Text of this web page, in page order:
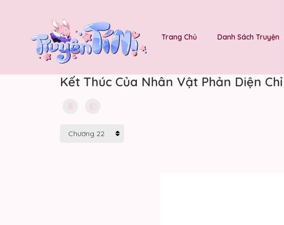
Trang Chủ Danh Sách Truyện
Kết Thúc Của Nhân Vật Phản Diện